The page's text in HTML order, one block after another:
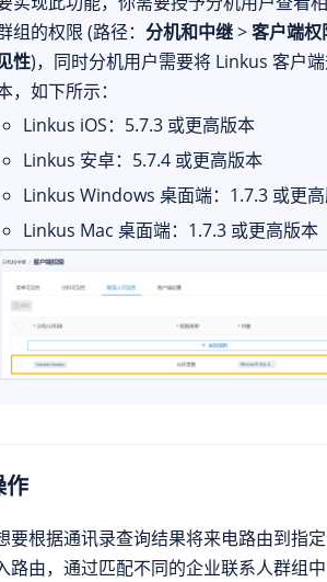
组的权限 (路径： 分机和中继>客户端权
性)，同时分机用户需要将 Linkus 客户
，如下所示：
Linkus iOS：5.7.3 或更高版本
Linkus 安卓：5.7.4 或更高版本
Linkus Windows 桌面端：1.7.3 或更
Linkus Mac 桌面端：1.7.3 或更高版本
作
要根据通讯录查询结果将来电路由到指
路由，通过匹配不同的企业联系人群组